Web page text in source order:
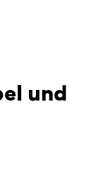
und